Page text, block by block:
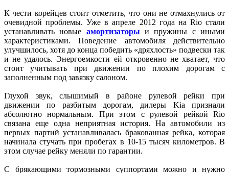
К чести корейцев стоит отметить, что они не отмахнулись от
очевидной проблемы. Уже в апреле 2012 года на Rio стали
устанавливать новые амортизаторы и пружины с иными
характеристиками. Поведение автомобиля действительно
улучшилось, хотя до конца победить «дряхлость» подвески так
и не удалось. Энергоемкости ей откровенно не хватает, что
стоит учитывать при движении по плохим дорогам с
заполненным под завязку салоном.
Глухой звук, слышимый в районе рулевой рейки при
движении по разбитым дорогам, дилеры Kia признали
абсолютно нормальным. При этом с рулевой рейкой Rio
связана еще одна неприятная история. На автомобили из
первых партий устанавливалась бракованная рейка, которая
начинала стучать при пробегах в 10-15 тысяч километров. В
этом случае рейку меняли по гарантии.
С брякающими тормозными суппортами можно и нужно